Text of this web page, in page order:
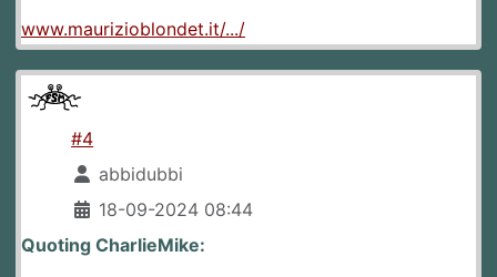
www.maurizioblondet.it/.../
#4
abbidubbi
18-09-2024 08:44
Quoting CharlieMike: